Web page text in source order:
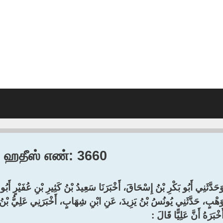
ஹதீஸ் எண்: 3660
أَبُو بَكْرِ بْنُ إِسْحَاقَ، أَخْبَرَنَا سَعِيدُ بْنُ كَثِيرِ بْنِ عُفَيْرٍ
حَدَّثَنِي يُونُسُ بْنُ يَزِيدَ، عَنِ ابْنِ شِهَابٍ، أَخْبَرَنِي عَلِيُّ
أَنَّ عَلِيًّا قَالَ :‏